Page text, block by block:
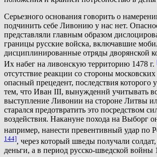
Серьезного основания говорить о
подчинить себе Ливонию у нас нет.
представляли главным образом
границы русские войска, включавшие
дисциплинированные отряды дворянской
Их набег на ливонскую территорию 1478 г.
отсутствие реакции со стороны московских
опасный прецедент, последствия которого
тем, что Иван III, вынужденнй учитывать
выступление Ливонии на стороне Литвы
старался предотвратить это посредством
воздействия. Накануне похода на Выборг
например, нанести превентивный удар по
144], через который шведы получали
деньги, а в период русско-шведской войны